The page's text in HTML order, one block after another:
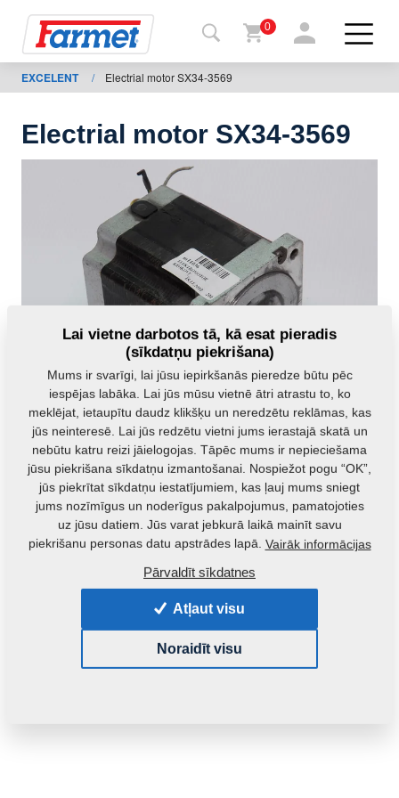
Atpakaļ
uz
“Farmet
iekārtas
Lejupielādei
0
EXCELENT / Electrial motor SX34-3569
Electrial motor SX34-3569
SALE
Izstrādājuma kods: m11036
Šo detaļu ir iespējams izmantot arī šādām iekārtām:
EXCELENT
Masa: 1,2000 Kg
Lai vietne darbotos tā, kā esat pieradis
(sīkdatņu piekrišana)
Mums ir svarīgi, lai jūsu iepirkšanās pieredze būtu pēc
iespējas labāka. Lai jūs mūsu vietnē ātri atrastu to, ko
meklējat, ietaupītu daudz klikšķu un neredzētu reklāmas, kas
jūs neinteresē. Lai jūs redzētu vietni jums ierastajā skatā un
nebūtu katru reizi jāielogojas. Tāpēc mums ir nepieciešama
jūsu piekrišana sīkdatņu izmantošanai. Nospiežot pogu “OK”,
jūs piekrītat sīkdatņu iestatījumiem, kas ļauj mums sniegt
jums nozīmīgus un noderīgus pakalpojumus, pamatojoties
uz jūsu datiem. Jūs varat jebkurā laikā mainīt savu
piekrišanu personas datu apstrādes lapā. Vairāk informācijas
Pārvaldīt sīkdatnes
Atļaut visu
Noraidīt visu